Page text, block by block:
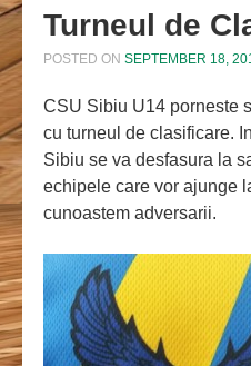
Turneul de
POSTED ON SEPTEMBER 18,
CSU Sibiu U14 porneste
cu turneul de clasificare.
Sibiu se va desfasura la
echipele care vor ajunge
cunoastem adversarii.